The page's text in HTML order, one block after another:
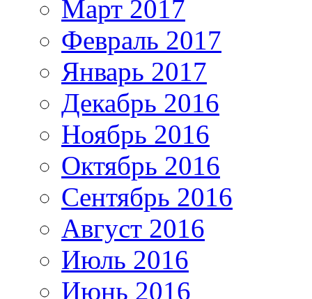
Март 2017
Февраль 2017
Январь 2017
Декабрь 2016
Ноябрь 2016
Октябрь 2016
Сентябрь 2016
Август 2016
Июль 2016
Июнь 2016